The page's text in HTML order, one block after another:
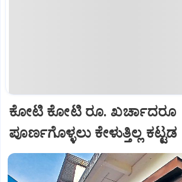
ಕೋಟಿ ಕೋಟಿ ರೂ. ಖರ್ಚಾದರೂ
ಪೂರ್ಣಗೊಳ್ಳಲು ಕೇಳುತ್ತಿಲ್ಲ ಕಟ್ಟಡ